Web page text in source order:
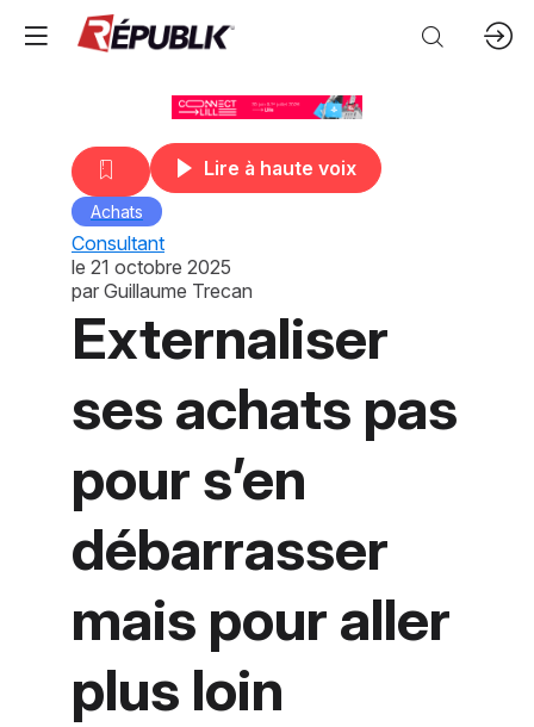
Lire à haute voix
Achats
Consultant
le 21 octobre 2025
par Guillaume Trecan
Externaliser
ses achats pas
pour s’en
débarrasser
mais pour aller
plus loin